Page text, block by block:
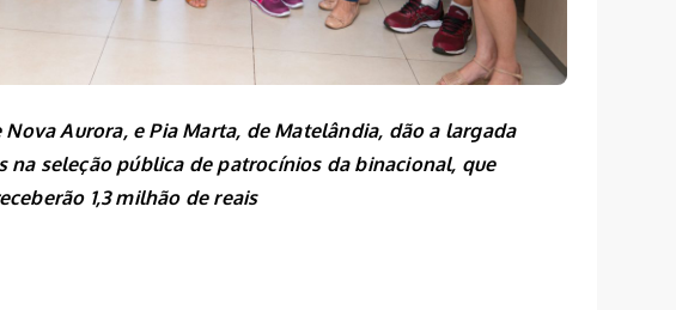
Aurora, e Pia Marta, de Matelândia, dão a largada
na seleção pública de patrocínios da binacional, que
1,3 milhão de reais